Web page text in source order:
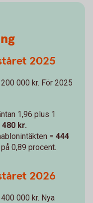
2025
000 kr. För 2025
1,96 plus 1
480 kr.
= 444
0,89 procent.
2026
000 kr. Nya